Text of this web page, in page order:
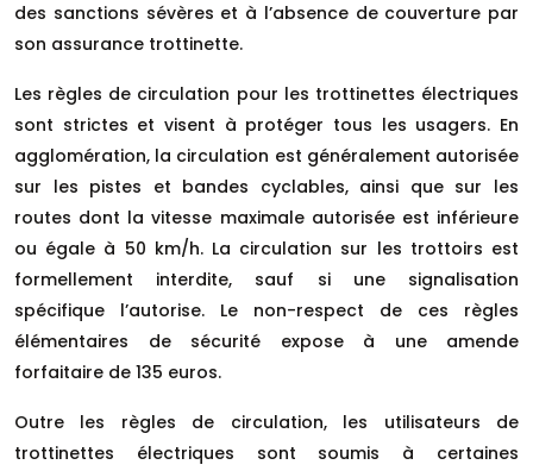
des sanctions sévères et à l’absence de couverture par
son assurance trottinette.
Les règles de circulation pour les trottinettes électriques
sont strictes et visent à protéger tous les usagers. En
agglomération, la circulation est généralement autorisée
sur les pistes et bandes cyclables, ainsi que sur les
routes dont la vitesse maximale autorisée est inférieure
ou égale à 50 km/h. La circulation sur les trottoirs est
formellement interdite, sauf si une signalisation
spécifique l’autorise. Le non-respect de ces règles
élémentaires de sécurité expose à une amende
forfaitaire de 135 euros.
Outre les règles de circulation, les utilisateurs de
trottinettes électriques sont soumis à certaines